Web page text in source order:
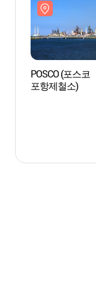
POSCO (포스코
포항제철소)